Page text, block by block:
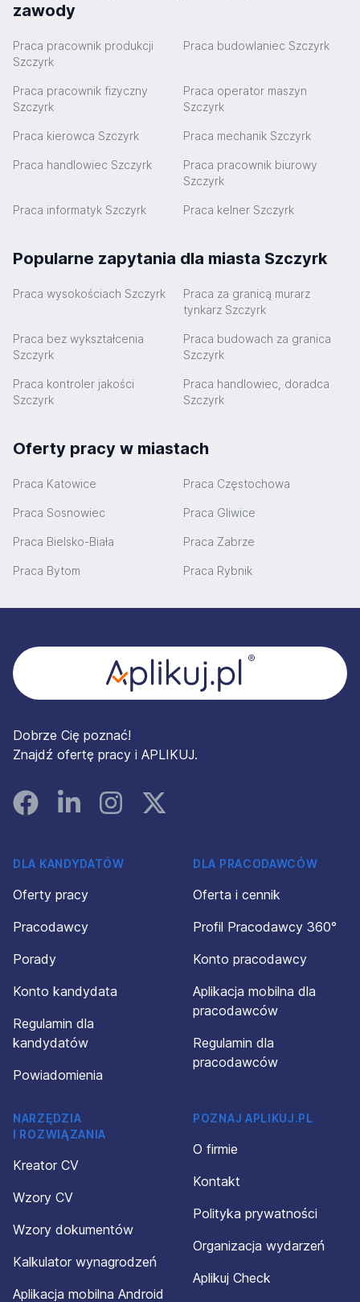
zawody
Praca pracownik produkcji
Szczyrk
Praca budowlaniec Szczyrk
Praca pracownik fizyczny
Szczyrk
Praca operator maszyn
Szczyrk
Praca kierowca Szczyrk Praca mechanik Szczyrk
Praca handlowiec Szczyrk
Praca pracownik biurowy
Szczyrk
Praca informatyk Szczyrk Praca kelner Szczyrk
Popularne zapytania dla miasta Szczyrk
Praca wysokościach Szczyrk
Praca za granicą murarz
tynkarz Szczyrk
Praca bez wykształcenia
Szczyrk
Praca budowach za granica
Szczyrk
Praca kontroler jakości
Szczyrk
Praca handlowiec, doradca
Szczyrk
Oferty pracy w miastach
Praca Katowice Praca Częstochowa
Praca Sosnowiec Praca Gliwice
Praca Bielsko-Biała Praca Zabrze
Praca Bytom Praca Rybnik
Dobrze Cię poznać!
Znajdź ofertę pracy i APLIKUJ.
FacebookLinked InInstagramInstagram
DLA KANDYDATÓW
Oferty pracy
Pracodawcy
Porady
Konto kandydata
Regulamin dla
kandydatów
Powiadomienia
DLA PRACODAWCÓW
Oferta i cennik
Profil Pracodawcy 360°
Konto pracodawcy
Aplikacja mobilna dla
pracodawców
Regulamin dla
pracodawców
NARZĘDZIA
I ROZWIĄZANIA
Kreator CV
Wzory CV
Wzory dokumentów
Kalkulator wynagrodzeń
Aplikacja mobilna Android
POZNAJ APLIKUJ.PL
O firmie
Kontakt
Polityka prywatności
Organizacja wydarzeń
Aplikuj Check